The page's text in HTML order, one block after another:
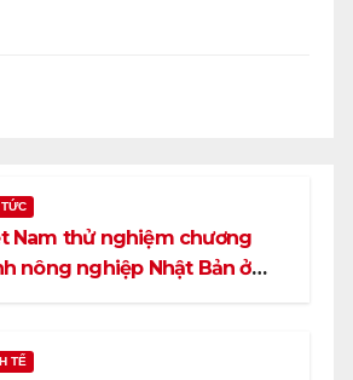
Nam thử nghiệm chương
nông nghiệp Nhật Bản ở
TẾ